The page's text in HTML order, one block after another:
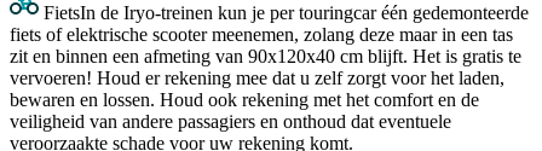
FietsIn de Iryo-treinen kun je per touringcar één gedemonteerde
fiets of elektrische scooter meenemen, zolang deze maar in een tas
zit en binnen een afmeting van 90x120x40 cm blijft. Het is gratis te
vervoeren! Houd er rekening mee dat u zelf zorgt voor het laden,
bewaren en lossen. Houd ook rekening met het comfort en de
veiligheid van andere passagiers en onthoud dat eventuele
veroorzaakte schade voor uw rekening komt.